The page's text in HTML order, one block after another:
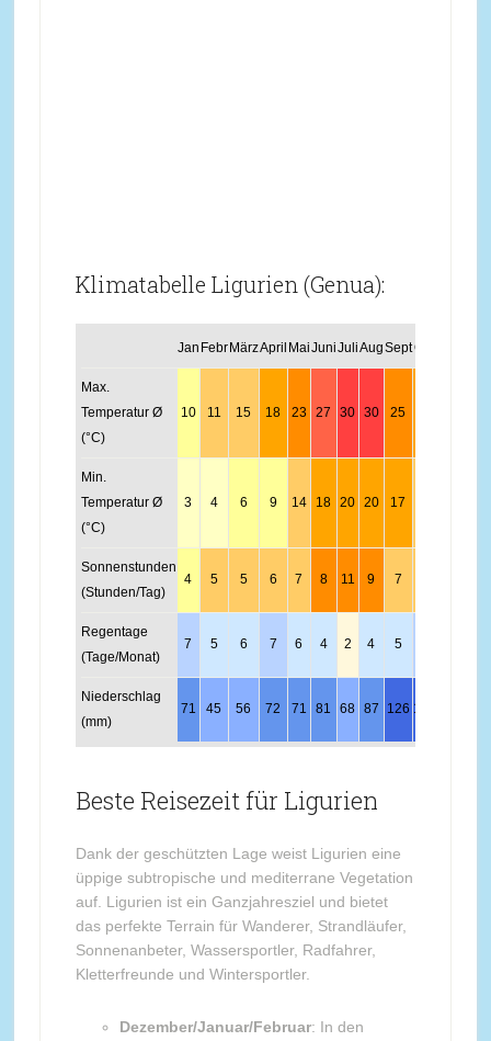
Klimatabelle Ligurien (Genua):
Jan Febr MärzApril MaiJuniJuliAugSeptOkt
Max.
Temperatur Ø
(°C)
10 11 15 18 23 27 30 30 25
Min.
Temperatur Ø
(°C)
3 4 6 9 14 18 20 20 17
Sonnenstunden
(Stunden/Tag)
4 5 5 6 7 8 11 9 7
Regentage
(Tage/Monat)
7 5 6 7 6 4 2 4 5
Niederschlag
(mm)
71 45 56 72 71 81 68 87 126 140
Beste Reisezeit für Ligurien
Dank der geschützten Lage weist Ligurien eine
üppige subtropische und mediterrane Vegetation
auf. Ligurien ist ein Ganzjahresziel und bietet
das perfekte Terrain für Wanderer, Strandläufer,
Sonnenanbeter, Wassersportler, Radfahrer,
Kletterfreunde und Wintersportler.
Dezember/Januar/Februar: In den